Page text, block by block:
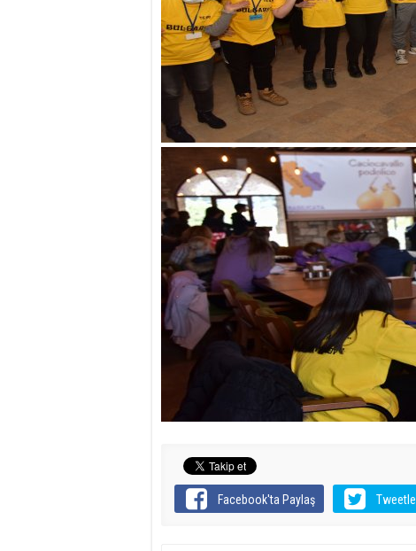
Facebook'ta Paylaş Tweetle